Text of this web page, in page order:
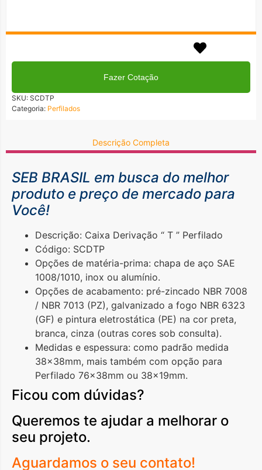
Fazer Cotação
SKU: SCDTP
Categoria: Perfilados
Descrição Completa
SEB BRASIL em busca do melhor
produto e preço de mercado para
Você!
Descrição: Caixa Derivação “ T ” Perfilado
Código: SCDTP
Opções de matéria-prima: chapa de aço SAE
1008/1010, inox ou alumínio.
Opções de acabamento: pré-zincado NBR 7008
/ NBR 7013 (PZ), galvanizado a fogo NBR 6323
(GF) e pintura eletrostática (PE) na cor preta,
branca, cinza (outras cores sob consulta).
Medidas e espessura: como padrão medida
38x38mm, mais também com opção para
Perfilado 76x38mm ou 38x19mm.
Ficou com dúvidas?
Queremos te ajudar a melhorar o
seu projeto.
Aguardamos o seu contato!